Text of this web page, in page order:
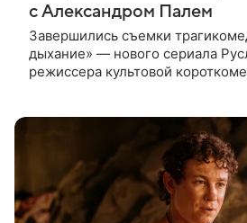
с Александром Палем
Завершились съемки
дыхание» — нового сериала
режиссера культовой